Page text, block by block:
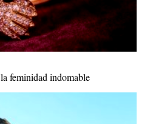
feminidad indomable